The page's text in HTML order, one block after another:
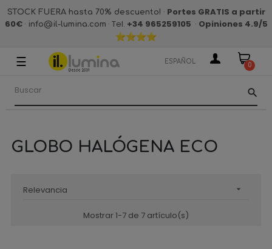
STOCK FUERA hasta 70% descuento! · Portes GRATIS a partir
60€· info@il-lumina.com · Tel. +34 965259105 · Opiniones 4.9/5
Navegación
palanca
☰ ESPAÑOL 0
search
GLOBO HALÓGENA ECO
Relevancia 
Mostrar 1-7 de 7 artículo(s)